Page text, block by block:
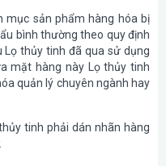
mục sản phẩm hàng hóa bị
bình thường theo quy định
Lọ thủy tinh đã qua sử dụng
mặt hàng này Lọ thủy tinh
quản lý chuyên ngành hay
tinh phải dán nhãn hàng